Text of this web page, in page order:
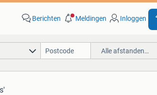
Berichten Meldingen Inloggen
Alle afstanden…